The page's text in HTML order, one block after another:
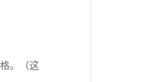
。（这